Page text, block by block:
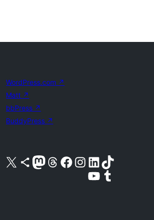
WordPress.com ↗
Matt ↗
bbPress ↗
BuddyPress ↗
Visita nuestra cuenta de X (anteriormente Twitter)
Visita nuestra cuenta de Bluesky
Visita nuestra cuenta de Mastodon
Visita nuestra cuenta de Threads
Visita nuestra página de Facebook
Visita nuestra cuenta de Instagram
Visita nuestra cuenta de LinkedIn
Visita nuestra cuenta de TikTok
Visita nuestro canal de YouTube
Visita nuestra cuenta de Tumblr